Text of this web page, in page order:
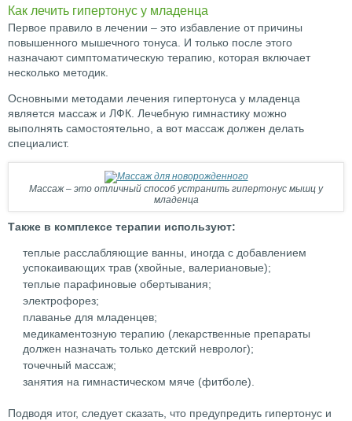
Как лечить гипертонус у младенца
Первое правило в лечении – это избавление от причины
повышенного мышечного тонуса. И только после этого
назначают симптоматическую терапию, которая включает
несколько методик.
Основными методами лечения гипертонуса у младенца
является массаж и ЛФК. Лечебную гимнастику можно
выполнять самостоятельно, а вот массаж должен делать
специалист.
Массаж – это отличный способ устранить гипертонус мышц у
младенца
Также в комплексе терапии используют:
теплые расслабляющие ванны, иногда с добавлением
успокаивающих трав (хвойные, валериановые);
теплые парафиновые обертывания;
электрофорез;
плаванье для младенцев;
медикаментозную терапию (лекарственные препараты
должен назначать только детский невролог);
точечный массаж;
занятия на гимнастическом мяче (фитболе).
Подводя итог, следует сказать, что предупредить гипертонус и